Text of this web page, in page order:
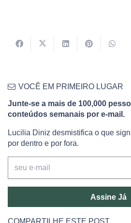
VOCÊ EM PRIMEIRO LUGAR
Junte-se a mais de 100,000
conteúdos semanais por e-mail.
Lucilia Diniz desmistifica o que
por dentro e por fora.
Assine Já
COMPARTILHE ESTE POST